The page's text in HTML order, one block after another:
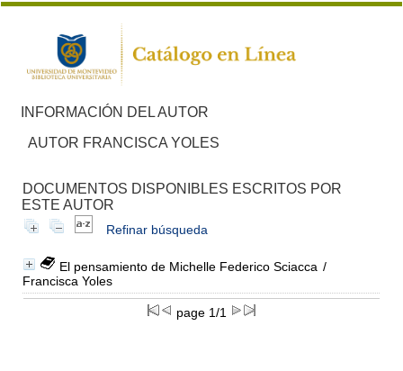
INFORMACIÓN DEL AUTOR
AUTOR FRANCISCA YOLES
DOCUMENTOS DISPONIBLES ESCRITOS POR
ESTE AUTOR
Refinar búsqueda
El pensamiento de Michelle Federico Sciacca /
Francisca Yoles
page 1/1